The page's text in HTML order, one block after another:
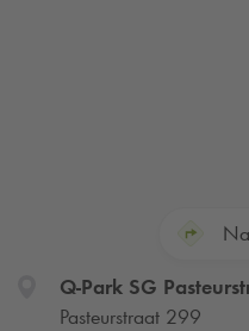
Q-ParkSG
Pasteurstraat 299